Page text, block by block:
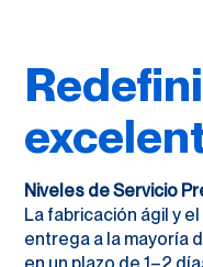
Niveles de Servicio
La fabricación ágil y
entrega a la mayoría